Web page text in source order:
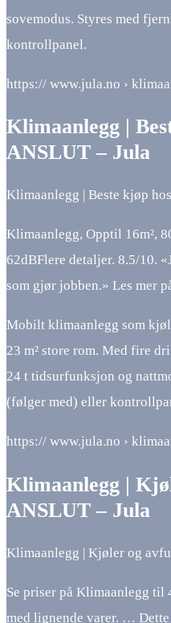
sovemodus. Styres med
kontrollpanel.
https:// www.jula.no ›
Klimaanlegg |
ANSLUT – Jula
Klimaanlegg | Beste kjøp
Klimaanlegg, Opptil 16m²,
62dBFlere detaljer. 8.5/10.
som gjør jobben.» Les mer
Mobilt klimaanlegg som
23 m² store rom. Med fire
24 t tidsurfunksjon og
(følger med) eller
https:// www.jula.no ›
Klimaanlegg |
ANSLUT – Jula
Klimaanlegg | Kjøler og
Se priser på Klimaanlegg til
med lignende varer. …